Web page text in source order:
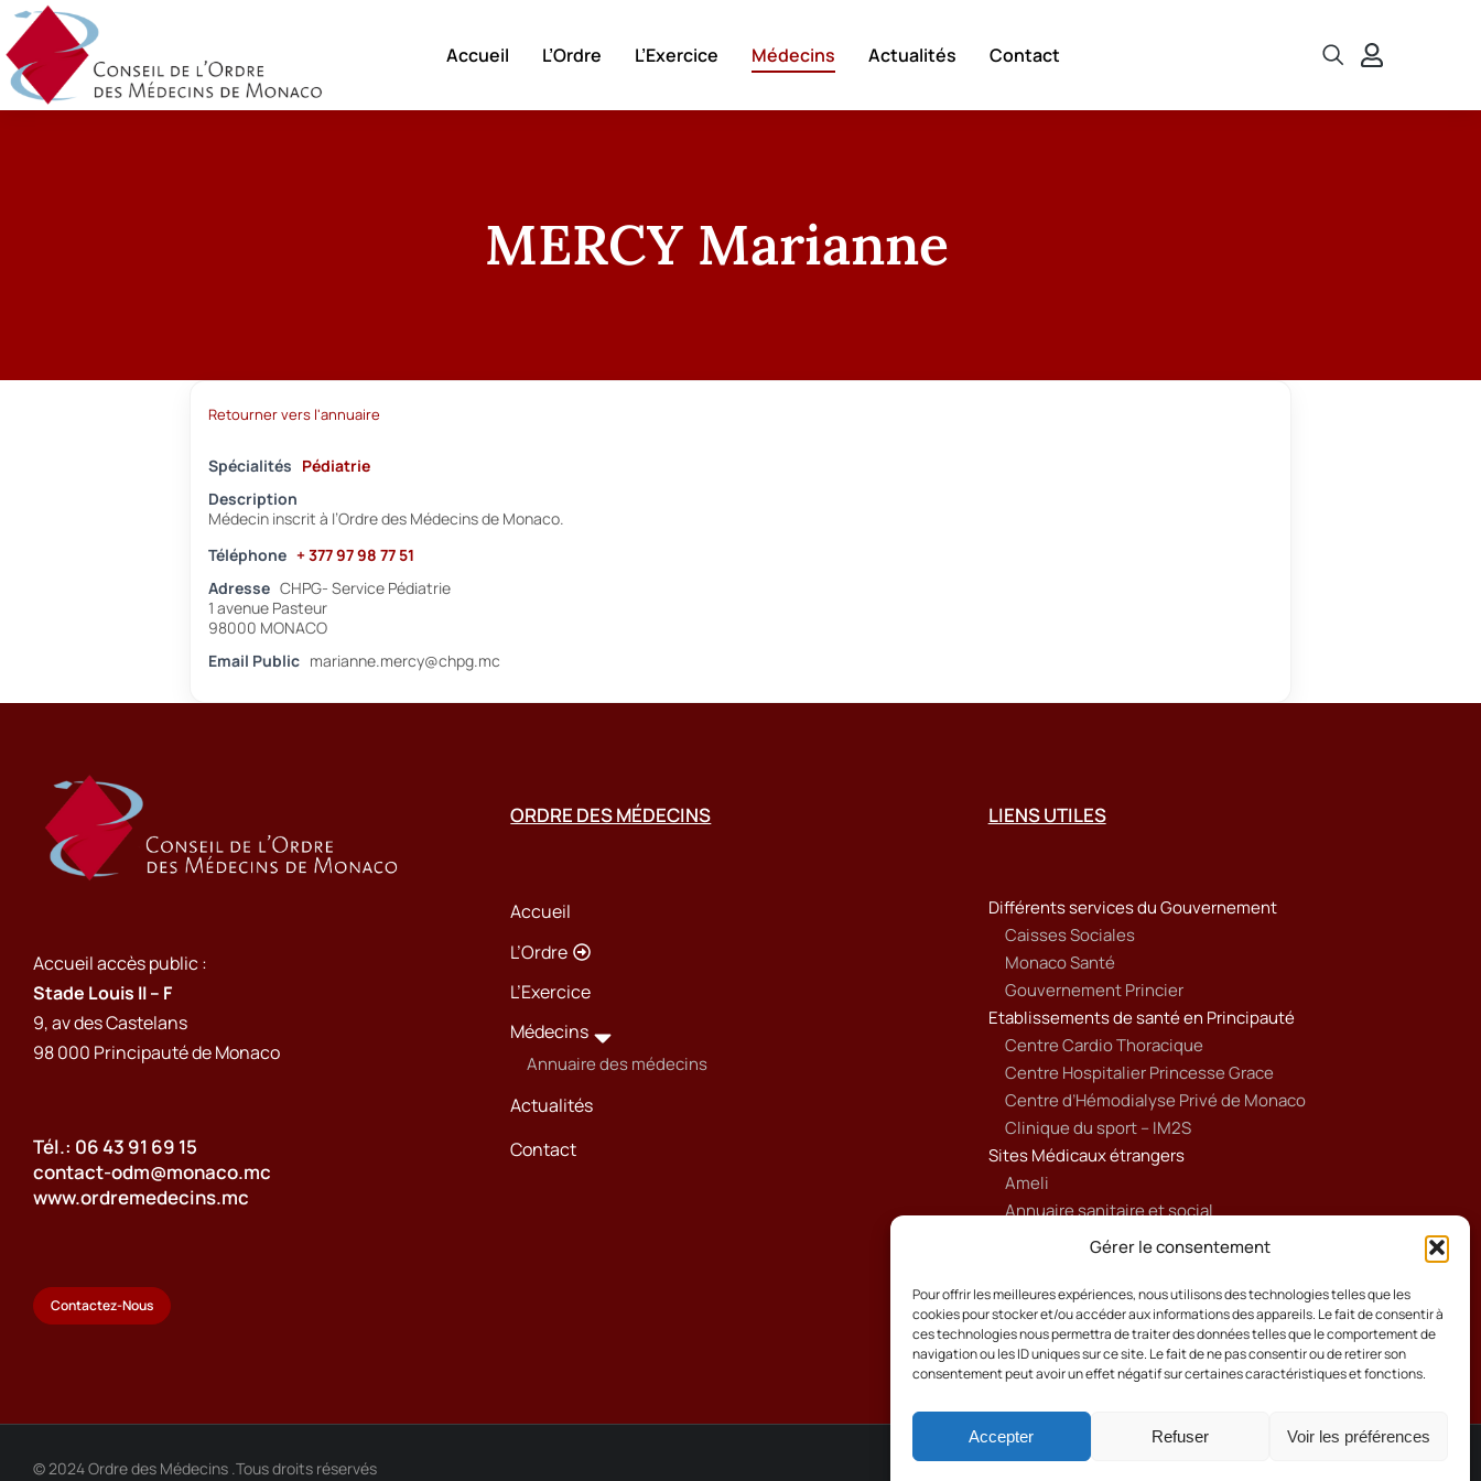
Gérer le consentement
Pour offrir les meilleures expériences, nous utilisons des technologies telles que les
cookies pour stocker et/ou accéder aux informations des appareils. Le fait de consentir à
ces technologies nous permettra de traiter des données telles que le comportement de
navigation ou les ID uniques sur ce site. Le fait de ne pas consentir ou de retirer son
consentement peut avoir un effet négatif sur certaines caractéristiques et fonctions.
Accepter Refuser Voir les préférences
Accueil L’Ordre L’Exercice Médecins Actualités Contact
MERCY Marianne
Retourner vers l'annuaire
Spécialités Pédiatrie
Description
Médecin inscrit à l’Ordre des Médecins de Monaco.
Téléphone + 377 97 98 77 51
Adresse CHPG- Service Pédiatrie
1 avenue Pasteur
98000 MONACO
Email Public marianne.mercy@chpg.mc
Accueil accès public :
Stade Louis II – F
9, av des Castelans
98 000 Principauté de Monaco
Tél.: 06 43 91 69 15
contact-odm@monaco.mc
www.ordremedecins.mc
Contactez-Nous
ORDRE DES MÉDECINS
Accueil
L’Ordre
L’Exercice
Médecins
Annuaire des médecins
Actualités
Contact
LIENS UTILES
Différents services du Gouvernement
Caisses Sociales
Monaco Santé
Gouvernement Princier
Etablissements de santé en Principauté
Centre Cardio Thoracique
Centre Hospitalier Princesse Grace
Centre d’Hémodialyse Privé de Monaco
Clinique du sport – IM2S
Sites Médicaux étrangers
Ameli
Annuaire sanitaire et social
Ordre national des médecins français
© 2024 Ordre des Médecins .Tous droits réservés